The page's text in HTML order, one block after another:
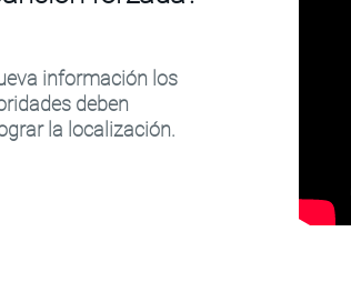
información los
deben
la localización.